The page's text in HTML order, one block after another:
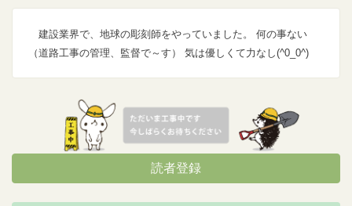
建設業界で、地球の彫刻師をやっていました。 何の事ない
（道路工事の管理、監督で～す） 気は優しくて力なし(^0_0^)
読者登録